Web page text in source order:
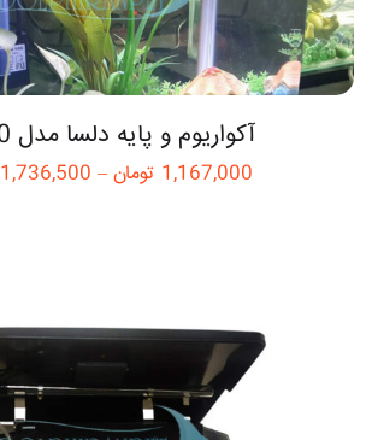
آکواریوم و پایه دلسا مدل K320
1,167,000 تومان –
1,736,500